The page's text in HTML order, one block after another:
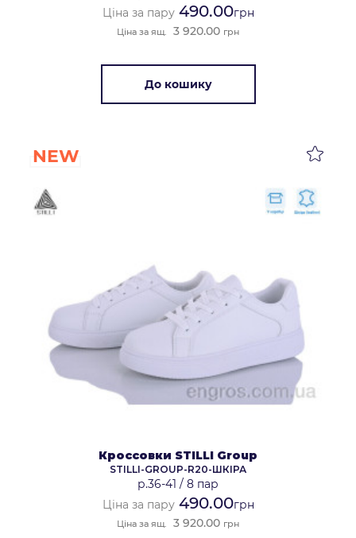
Ціна за пару490.00грн
Ціна за ящ. 3 920.00 грн
До кошику
NEW
Кроссовки STILLI Group
STILLI-GROUP-R20-ШКІРА
р.36-41 / 8 пар
Ціна за пару490.00грн
Ціна за ящ. 3 920.00 грн